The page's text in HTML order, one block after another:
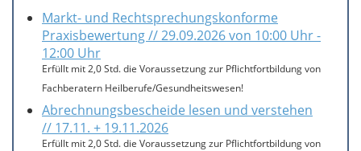
Markt- und Rechtsprechungskonforme
Praxisbewertung // 29.09.2026 von 10:00 Uhr -
12:00 Uhr
Erfüllt mit 2,0 Std. die Voraussetzung zur Pflichtfortbildung von
Fachberatern Heilberufe/Gesundheitswesen!
Abrechnungsbescheide lesen und verstehen
// 17.11. + 19.11.2026
Erfüllt mit 2,0 Std. die Voraussetzung zur Pflichtfortbildung von